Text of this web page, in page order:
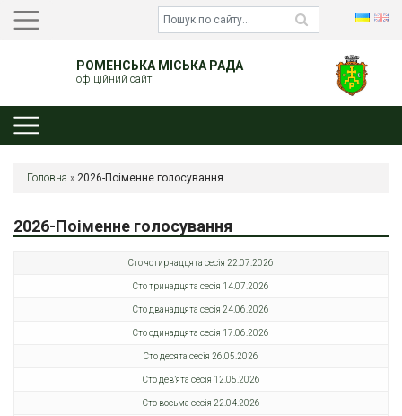
РОМЕНСЬКА МІСЬКА РАДА
офіційний сайт
Головна » 2026-Поіменне голосування
2026-Поіменне голосування
Сто чотирнадцята сесія 22.07.2026
Сто тринадцята сесія 14.07.2026
Сто дванадцята сесія 24.06.2026
Сто одинадцята сесія 17.06.2026
Сто десята сесія 26.05.2026
Сто дев’ята сесія 12.05.2026
Сто восьма сесія 22.04.2026